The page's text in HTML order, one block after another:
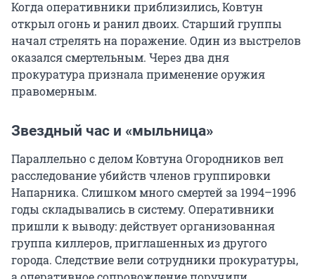
Когда оперативники приблизились, Ковтун
открыл огонь и ранил двоих. Старший группы
начал стрелять на поражение. Один из выстрелов
оказался смертельным. Через два дня
прокуратура признала применение оружия
правомерным.
Звездный час и «мыльница»
Параллельно с делом Ковтуна Огородников вел
расследование убийств членов группировки
Напарника. Слишком много смертей за 1994–1996
годы складывались в систему. Оперативники
пришли к выводу: действует организованная
группа киллеров, приглашенных из другого
города. Следствие вели сотрудники прокуратуры,